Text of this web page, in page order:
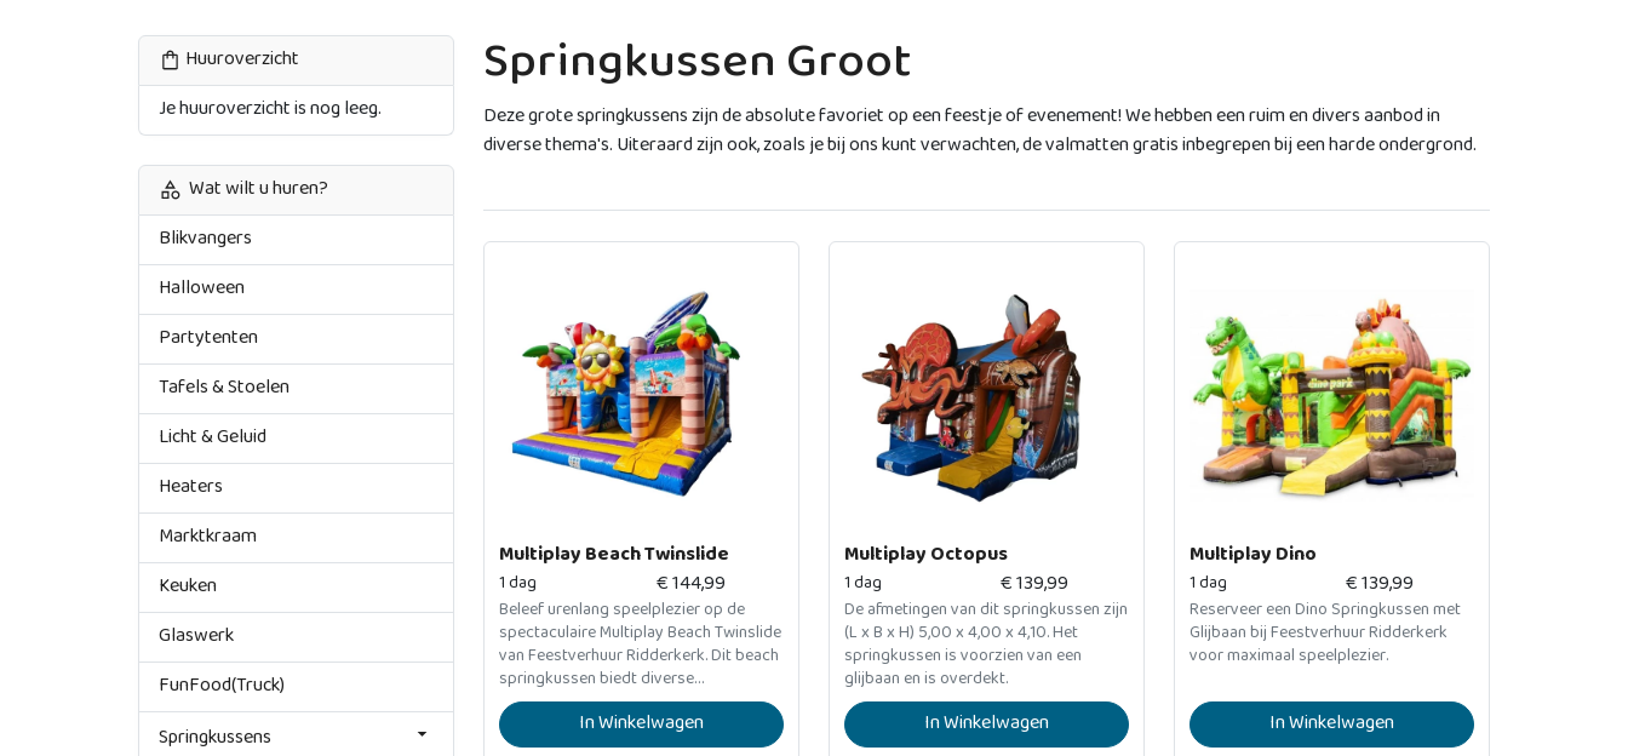
Huuroverzicht
Je huuroverzicht is nog leeg.
Wat wilt u huren?
Blikvangers
Halloween
Partytenten
Tafels & Stoelen
Licht & Geluid
Heaters
Marktkraam
Keuken
Glaswerk
FunFood(Truck)
Springkussens
Springkussen Groot
Deze grote springkussens zijn de absolute favoriet op een feestje of evenement! We hebben een ruim en divers aanbod in
diverse thema's. Uiteraard zijn ook, zoals je bij ons kunt verwachten, de valmatten gratis inbegrepen bij een harde ondergrond.
Multiplay Beach Twinslide
1 dag €144,99
Beleef urenlang speelplezier op de
spectaculaire Multiplay Beach Twinslide
van Feestverhuur Ridderkerk. Dit beach
springkussen biedt diverse
speelmogelijkheden en twee coole
glijbanen. In Winkelwagen
Multiplay Octopus
1 dag €139,99
De afmetingen van dit springkussen zijn
(L x B x H) 5,00 x 4,00 x 4,10. Het
springkussen is voorzien van een
glijbaan en is overdekt.
In Winkelwagen
Multiplay Dino
1 dag €139,99
Reserveer een Dino Springkussen met
Glijbaan bij Feestverhuur Ridderkerk
voor maximaal speelplezier.
In Winkelwagen